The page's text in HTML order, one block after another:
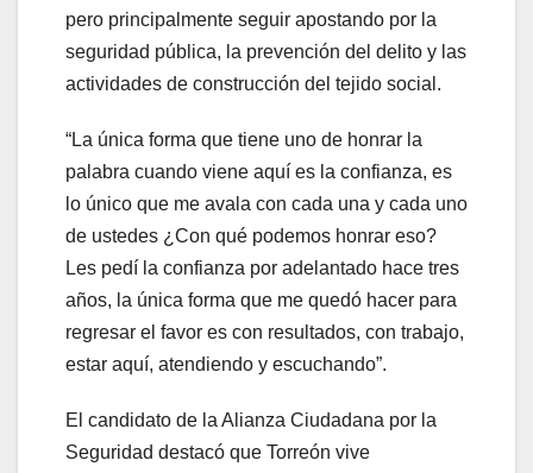
pero principalmente seguir apostando por la
seguridad pública, la prevención del delito y las
actividades de construcción del tejido social.
“La única forma que tiene uno de honrar la
palabra cuando viene aquí es la confianza, es
lo único que me avala con cada una y cada uno
de ustedes ¿Con qué podemos honrar eso?
Les pedí la confianza por adelantado hace tres
años, la única forma que me quedó hacer para
regresar el favor es con resultados, con trabajo,
estar aquí, atendiendo y escuchando”.
El candidato de la Alianza Ciudadana por la
Seguridad destacó que Torreón vive